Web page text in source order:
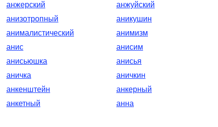
анжерский
анжуйский
анизотропный
аникушин
анималистический
анимизм
анис
анисим
анисьюшка
анисья
аничка
аничкин
анкенштейн
анкерный
анкетный
анна